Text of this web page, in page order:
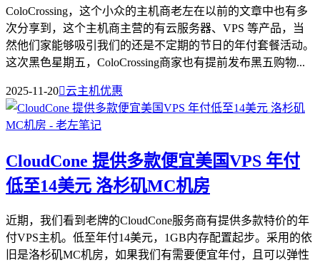
ColoCrossing，这个小众的主机商老左在以前的文章中也有多
次分享到，这个主机商主营的有云服务器、VPS 等产品，当
然他们家能够吸引我们的还是不定期的节日的年付套餐活动。
这次黑色星期五，ColoCrossing商家也有提前发布黑五购物...
2025-11-20云主机优惠
CloudCone 提供多款便宜美国VPS 年付
低至14美元 洛杉矶MC机房
近期，我们看到老牌的CloudCone服务商有提供多款特价的年
付VPS主机。低至年付14美元，1GB内存配置起步。采用的依
旧是洛杉矶MC机房，如果我们有需要便宜年付，且可以弹性